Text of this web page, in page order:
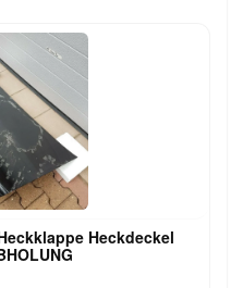
Heckdeckel